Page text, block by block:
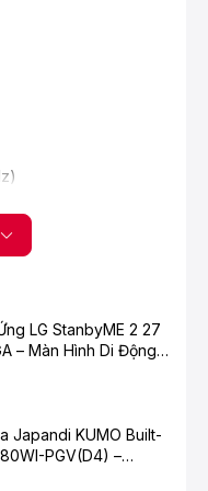
Quantum HDR+
Plus
LG StanbyME 2 27
– Màn Hình Di Động
Japandi KUMO Built-
PGV(D4) –